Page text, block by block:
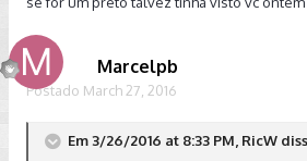
Marcelpb
Postado March 27, 2016
Em 3/26/2016 at 8:33 PM, RicW